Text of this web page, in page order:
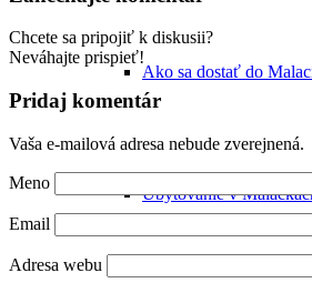
Ako sa dostať do
Ubytovanie v
Chcete sa pripojiť k diskusii?
Neváhajte prispieť!
Pridaj komentár
Vaša e-mailová adresa nebude zverejnená.
Meno
Email
Adresa webu